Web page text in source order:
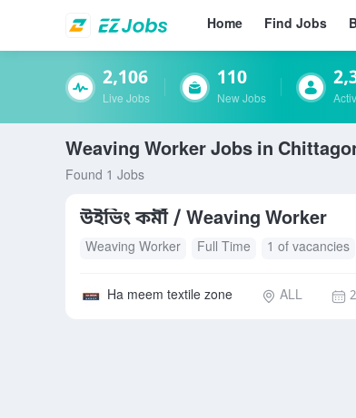
Home Find Jobs
2,106
Live Jobs
110
New Jobs
Weaving Worker Jobs in
Found 1 Jobs
উইভিং কর্মী / Weaving Worker
Weaving Worker Full Time 1 of vacancies
Ha meem textile zone ALL